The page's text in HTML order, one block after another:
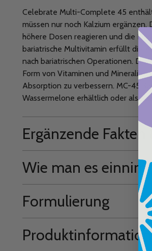
Celebrate Multi-Complete 45
müssen nur noch Kalzium
höhere Dosen reagieren und die
bariatrische Multivitamin erfüllt die
nach bariatrischen Operationen.
Form von Vitaminen und Mineralien
Absorption zu verbessern. MC-45
Wassermelone erhältlich oder als
Ergänzende Fakten
Wie man es
Formulierung
Produktinformation